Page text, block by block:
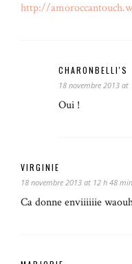
http://
CHARONBELLI'S
18 novembre 2013
Oui !
VIRGINIE
18 novembre 2013 at 12 h 48 min
Ca donne enviiiiiie